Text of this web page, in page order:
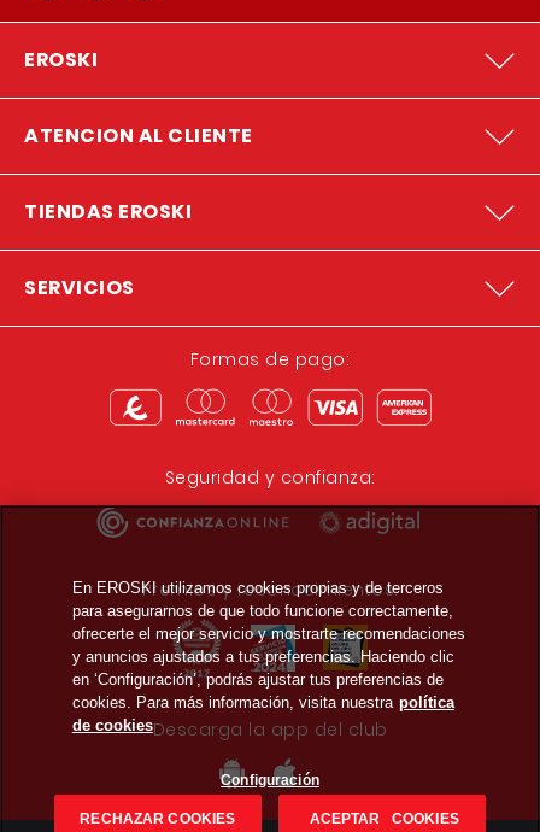
EROSKI
ATENCION AL CLIENTE
TIENDAS EROSKI
SERVICIOS
Formas de pago:
Seguridad y confianza:
Premios y reconocimientos:
Descarga la app del club
En EROSKI utilizamos cookies propias y de terceros
para asegurarnos de que todo funcione correctamente,
ofrecerte el mejor servicio y mostrarte recomendaciones
y anuncios ajustados a tus preferencias. Haciendo clic
en ‘Configuración’, podrás ajustar tus preferencias de
cookies. Para más información, visita nuestra política
de cookies
Configuración
RECHAZAR COOKIES ACEPTAR COOKIES